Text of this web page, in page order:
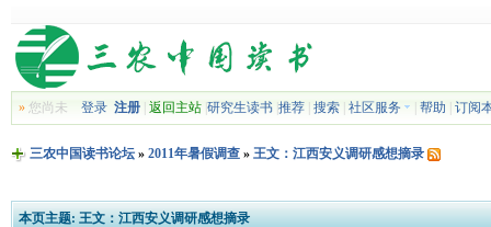
»您尚未 登录 注册| 返回主站| 研究生读书| 推荐| 搜索| 社区服务 帮助 订阅
三农中国读书论坛» 2011年暑假调查» 王文：江西安义调研感想摘录
本页主题: 王文：江西安义调研感想摘录